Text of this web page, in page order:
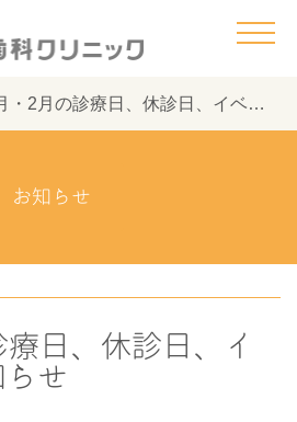
2月の診療日、休診日、イベントのお知らせ - ヨリタ歯科クリニック
お知らせ
日、休診日、イ
せ